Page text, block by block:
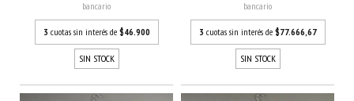
bancario
3 cuotas sin interés de $46.900
SIN STOCK
bancario
3 cuotas sin interés de $77.666,67
SIN STOCK